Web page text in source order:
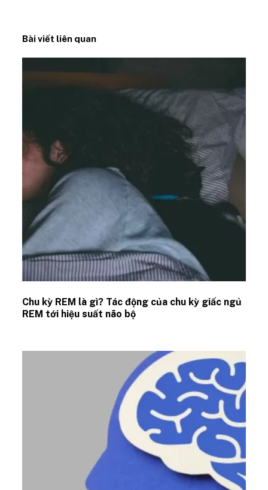
Bài viết liên quan
Chu kỳ REM là gì? Tác động của chu kỳ giấc ngủ
REM tới hiệu suất não bộ